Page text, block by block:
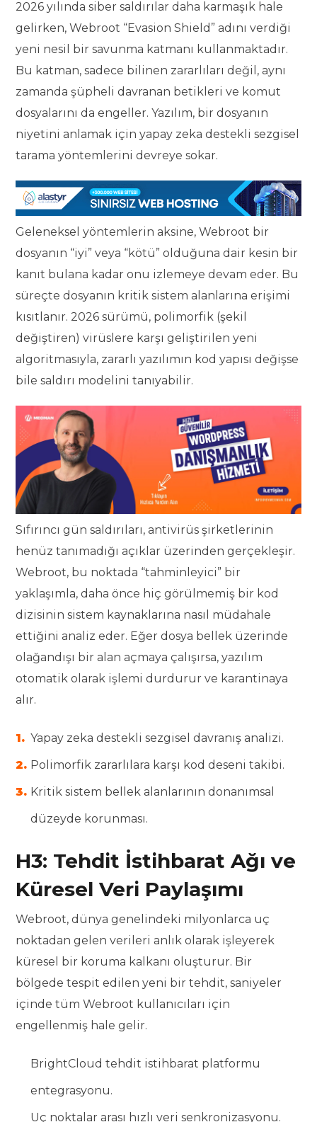
2026 yılında siber saldırılar daha karmaşık hale
gelirken, Webroot “Evasion Shield” adını verdiği
yeni nesil bir savunma katmanı kullanmaktadır.
Bu katman, sadece bilinen zararlıları değil, aynı
zamanda şüpheli davranan betikleri ve komut
dosyalarını da engeller. Yazılım, bir dosyanın
niyetini anlamak için yapay zeka destekli sezgisel
tarama yöntemlerini devreye sokar.
Geleneksel yöntemlerin aksine, Webroot bir
dosyanın “iyi” veya “kötü” olduğuna dair kesin bir
kanıt bulana kadar onu izlemeye devam eder. Bu
süreçte dosyanın kritik sistem alanlarına erişimi
kısıtlanır. 2026 sürümü, polimorfik (şekil
değiştiren) virüslere karşı geliştirilen yeni
algoritmasıyla, zararlı yazılımın kod yapısı değişse
bile saldırı modelini tanıyabilir.
Sıfırıncı gün saldırıları, antivirüs şirketlerinin
henüz tanımadığı açıklar üzerinden gerçekleşir.
Webroot, bu noktada “tahminleyici” bir
yaklaşımla, daha önce hiç görülmemiş bir kod
dizisinin sistem kaynaklarına nasıl müdahale
ettiğini analiz eder. Eğer dosya bellek üzerinde
olağandışı bir alan açmaya çalışırsa, yazılım
otomatik olarak işlemi durdurur ve karantinaya
alır.
Yapay zeka destekli sezgisel davranış analizi.
Polimorfik zararlılara karşı kod deseni takibi.
Kritik sistem bellek alanlarının donanımsal
düzeyde korunması.
H3: Tehdit İstihbarat Ağı ve
Küresel Veri Paylaşımı
Webroot, dünya genelindeki milyonlarca uç
noktadan gelen verileri anlık olarak işleyerek
küresel bir koruma kalkanı oluşturur. Bir
bölgede tespit edilen yeni bir tehdit, saniyeler
içinde tüm Webroot kullanıcıları için
engellenmiş hale gelir.
BrightCloud tehdit istihbarat platformu
entegrasyonu.
Uç noktalar arası hızlı veri senkronizasyonu.